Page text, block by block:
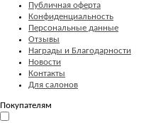
Публичная оферта
Конфиденциальность
Персональные данные
Отзывы
Награды и Благодарности
Новости
Контакты
Для салонов
Покупателям